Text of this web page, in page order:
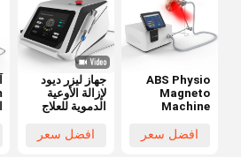
ABS Physio
Magneto
Machine
PEMF Back
Massager جهاز
افضل سعر
جهاز ليزر ديود
لإزالة الأوعية
الدموية للعلاج
افضل سعر